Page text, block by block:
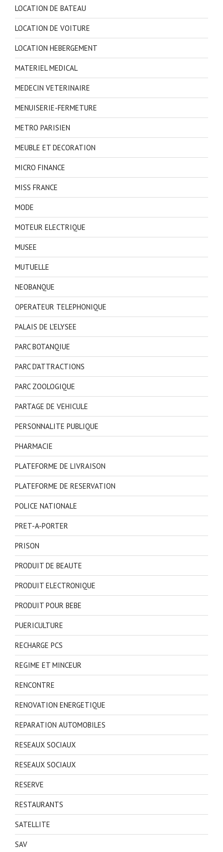
LOCATION DE BATEAU
LOCATION DE VOITURE
LOCATION HEBERGEMENT
MATERIEL MEDICAL
MEDECIN VETERINAIRE
MENUISERIE-FERMETURE
METRO PARISIEN
MEUBLE ET DECORATION
MICRO FINANCE
MISS FRANCE
MODE
MOTEUR ELECTRIQUE
MUSEE
MUTUELLE
NEOBANQUE
OPERATEUR TELEPHONIQUE
PALAIS DE L'ELYSEE
PARC BOTANQIUE
PARC D'ATTRACTIONS
PARC ZOOLOGIQUE
PARTAGE DE VEHICULE
PERSONNALITE PUBLIQUE
PHARMACIE
PLATEFORME DE LIVRAISON
PLATEFORME DE RESERVATION
POLICE NATIONALE
PRET-A-PORTER
PRISON
PRODUIT DE BEAUTE
PRODUIT ELECTRONIQUE
PRODUIT POUR BEBE
PUERICULTURE
RECHARGE PCS
REGIME ET MINCEUR
RENCONTRE
RENOVATION ENERGETIQUE
REPARATION AUTOMOBILES
RESEAUX SOCIAUX
RESEAUX SOCIAUX
RESERVE
RESTAURANTS
SATELLITE
SAV